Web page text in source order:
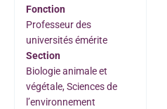
Fonction
Professeur des
universités émérite
Section
Biologie animale et
végétale, Sciences de
l’environnement